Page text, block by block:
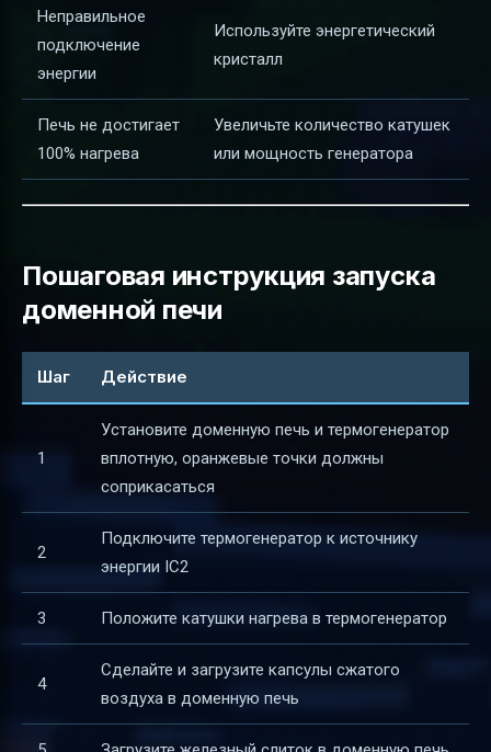
Неправильное
подключение
энергии
Используйте энергетический
кристалл
Печь не достигает
100% нагрева
Увеличьте количество катушек
или мощность генератора
Пошаговая инструкция запуска
доменной печи
Шаг Действие
1
Установите доменную печь и термогенератор
вплотную, оранжевые точки должны
соприкасаться
2
Подключите термогенератор к источнику
энергии IC2
3 Положите катушки нагрева в термогенератор
4
Сделайте и загрузите капсулы сжатого
воздуха в доменную печь